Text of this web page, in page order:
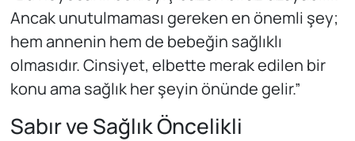
Ancak unutulmaması gereken en önemli şey;
hem annenin hem de bebeğin sağlıklı
olmasıdır. Cinsiyet, elbette merak edilen bir
konu ama sağlık her şeyin önünde gelir.”
Sabır ve Sağlık Öncelikli